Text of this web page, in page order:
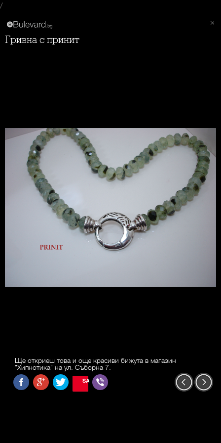
/
Гривна с принит
Ще откриеш това и още красиви бижута в магазин
"Хипнотика" на ул. Съборна 7.
SAVE